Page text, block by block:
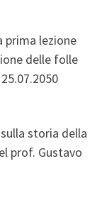
prima lezione
delle folle
storia della
prof. Gustavo